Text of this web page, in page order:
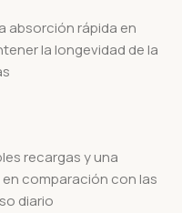
absorción rápida en
la longevidad de la
recargas y una
comparación con las
diario